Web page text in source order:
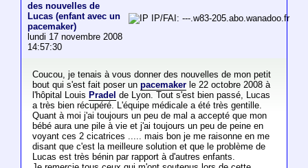
des nouvelles de
Lucas (enfant avec un
pacemaker)
lundi 17 novembre 2008
14:57:30
IP/FAI: ---.w83-205.abo.wanadoo.fr
Coucou, je tenais à vous donner des nouvelles de mon petit
bout qui s'est fait poser un pacemakerle 22 octobre 2008 à
l'hôpital Louis Pradel de Lyon. Tout s'est bien passé, Lucas
a très bien récupéré. L'équipe médicale a été très gentille.
Quant à moi j'ai toujours un peu de mal a accepté que mon
bébé aura une pile à vie et j'ai toujours un peu de peine en
voyant ces 2 cicatrices ..... mais bon je me raisonne en me
disant que c'est la meilleure solution et que le problème de
Lucas est très bénin par rapport à d'autres enfants.